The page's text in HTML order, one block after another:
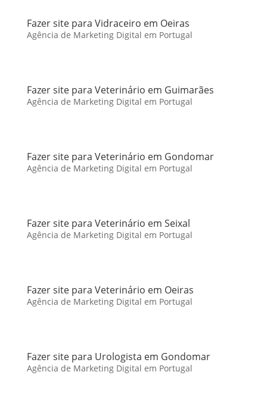
Fazer site para Vidraceiro em Oeiras
Agência de Marketing Digital em Portugal
Fazer site para Veterinário em Guimarães
Agência de Marketing Digital em Portugal
Fazer site para Veterinário em Gondomar
Agência de Marketing Digital em Portugal
Fazer site para Veterinário em Seixal
Agência de Marketing Digital em Portugal
Fazer site para Veterinário em Oeiras
Agência de Marketing Digital em Portugal
Fazer site para Urologista em Gondomar
Agência de Marketing Digital em Portugal